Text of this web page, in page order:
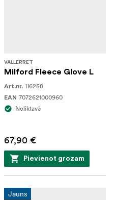
VALLERRET
Milford Fleece Glove L
Art.nr. 116258
EAN 7072621000960
Noliktavā
67,90 €
Pievienot grozam
Jauns